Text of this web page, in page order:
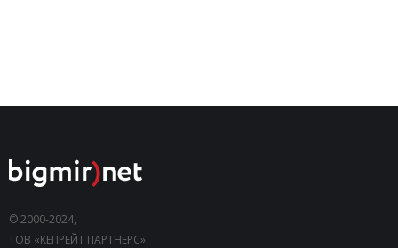
© 2000-2024,
ТОВ «КЕПРЕЙТ ПАРТНЕРС».